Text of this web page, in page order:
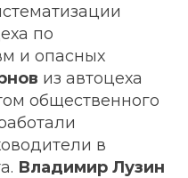
по
и опасных
из автоцеха
общественного
в
Владимир Лузин